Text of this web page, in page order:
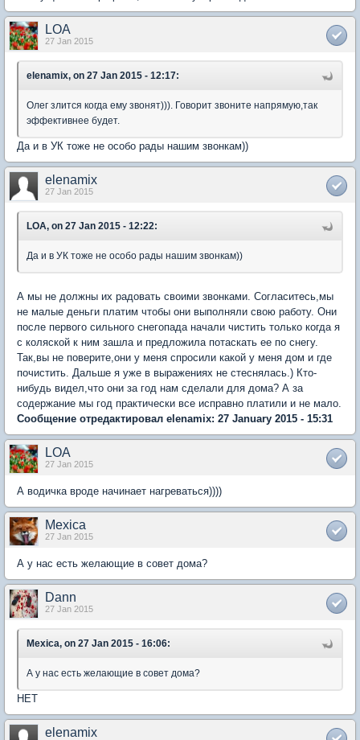
LOA
27 Jan 2015
elenamix, on 27 Jan 2015 - 12:17:
Олег злится когда ему звонят))). Говорит звоните напрямую,так
эффективнее будет.
Да и в УК тоже не особо рады нашим звонкам))
elenamix
27 Jan 2015
LOA, on 27 Jan 2015 - 12:22:
Да и в УК тоже не особо рады нашим звонкам))
А мы не должны их радовать своими звонками. Согласитесь,мы
не малые деньги платим чтобы они выполняли свою работу. Они
после первого сильного снегопада начали чистить только когда я
с коляской к ним зашла и предложила потаскать ее по снегу.
Так,вы не поверите,они у меня спросили какой у меня дом и где
почистить. Дальше я уже в выражениях не стеснялась.) Кто-
нибудь видел,что они за год нам сделали для дома? А за
содержание мы год практически все исправно платили и не мало.
Сообщение отредактировал elenamix: 27 January 2015 - 15:31
LOA
27 Jan 2015
А водичка вроде начинает нагреваться))))
Mexica
27 Jan 2015
А у нас есть желающие в совет дома?
Dann
27 Jan 2015
Mexica, on 27 Jan 2015 - 16:06:
А у нас есть желающие в совет дома?
НЕТ
elenamix